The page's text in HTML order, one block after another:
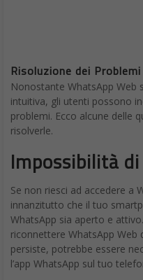
cui queste piattaforme
capillare, ma anche un
dell’economia.
Una collaborazione di
La collaborazione tra BIP e
Quest’alleanza ha già
consecutivamente il premio
per il 2023 e il 2024,
proposte.